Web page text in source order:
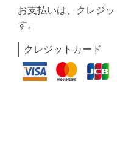
お支払いは、クレジ
す。
クレジットカード